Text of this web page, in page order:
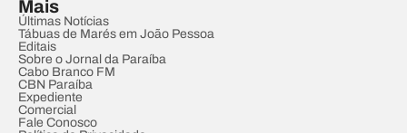
Mais
Últimas Notícias
Tábuas de Marés em João Pessoa
Editais
Sobre o Jornal da Paraíba
Cabo Branco FM
CBN Paraíba
Expediente
Comercial
Fale Conosco